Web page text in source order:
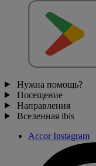
Нужна помощь?
Посещение
Направления
Вселенная ibis
Accor Instagram